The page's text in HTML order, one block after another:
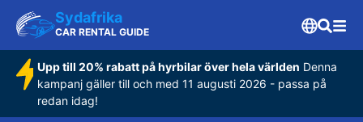
Sydafrika
CAR RENTAL GUIDE
Upp till 20% rabatt på hyrbilar över hela världen Denna
kampanj gäller till och med 11 augusti 2026 - passa på
redan idag!